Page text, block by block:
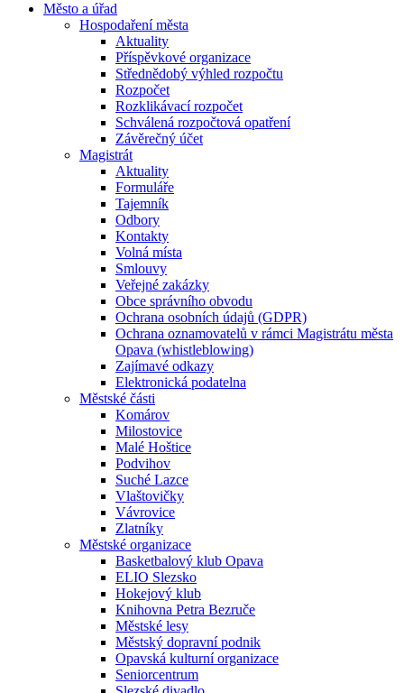
Město a úřad
Hospodaření města
Aktuality
Příspěvkové organizace
Střednědobý výhled rozpočtu
Rozpočet
Rozklikávací rozpočet
Schválená rozpočtová opatření
Závěrečný účet
Magistrát
Aktuality
Formuláře
Tajemník
Odbory
Kontakty
Volná místa
Smlouvy
Veřejné zakázky
Obce správního obvodu
Ochrana osobních údajů (GDPR)
Ochrana oznamovatelů v rámci Magistrátu města
Opava (whistleblowing)
Zajímavé odkazy
Elektronická podatelna
Městské části
Komárov
Milostovice
Malé Hoštice
Podvihov
Suché Lazce
Vlaštovičky
Vávrovice
Zlatníky
Městské organizace
Basketbalový klub Opava
ELIO Slezsko
Hokejový klub
Knihovna Petra Bezruče
Městské lesy
Městský dopravní podnik
Opavská kulturní organizace
Seniorcentrum